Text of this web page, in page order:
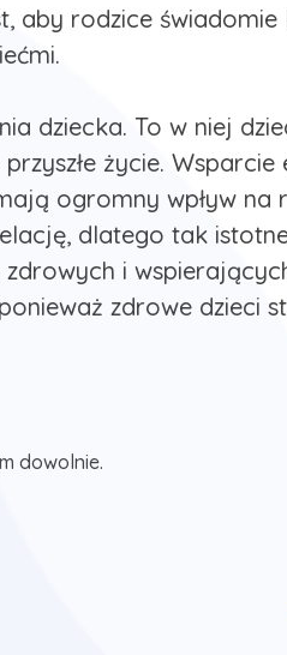
aby rodzice świadomie
dziecka. To w niej
życie.
ogromny wpływ na
dlatego tak
i
zdrowe dzieci
dowolnie.